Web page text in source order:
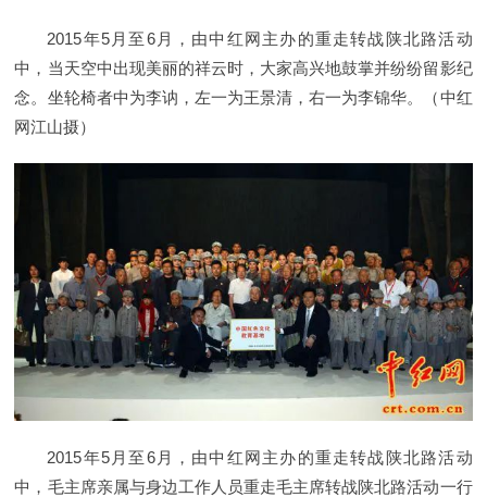
2015年5月至6月，由中红网主办的重走转战陕北路活动
中，当天空中出现美丽的祥云时，大家高兴地鼓掌并纷纷留影纪
念。坐轮椅者中为李讷，左一为王景清，右一为李锦华。（中红
网江山摄）
2015年5月至6月，由中红网主办的重走转战陕北路活动
中，毛主席亲属与身边工作人员重走毛主席转战陕北路活动一行